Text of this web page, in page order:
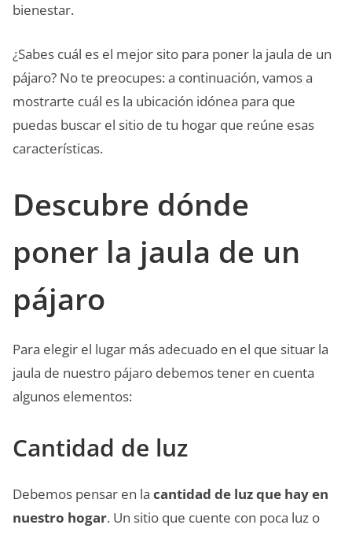
bienestar.
¿Sabes cuál es el mejor sito para poner la jaula de un
pájaro? No te preocupes: a continuación, vamos a
mostrarte cuál es la ubicación idónea para que
puedas buscar el sitio de tu hogar que reúne esas
características.
Descubre dónde
poner la jaula de un
pájaro
Para elegir el lugar más adecuado en el que situar la
jaula de nuestro pájaro debemos tener en cuenta
algunos elementos:
Cantidad de luz
Debemos pensar en la cantidad de luz que hay en
nuestro hogar. Un sitio que cuente con poca luz o